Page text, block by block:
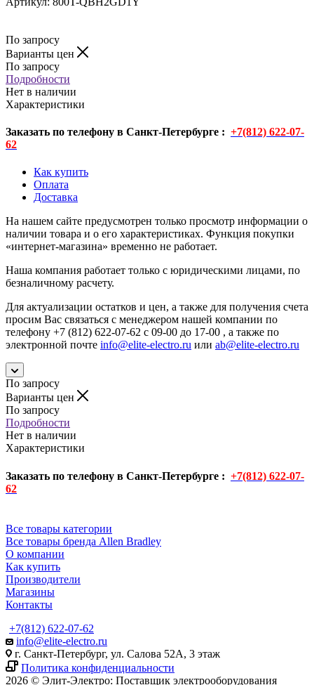
По запросу
Варианты цен
По запросу
Подробности
Нет в наличии
Характеристики
Заказать по телефону в Санкт-Петербурге : +7(812) 622-07-
62
Как купить
Оплата
Доставка
На нашем сайте предусмотрен только просмотр информации о
наличии товара и о его характеристиках. Функция покупки
«интернет-магазина» временно не работает.
Наша компания работает только с юридическими лицами, по
безналичному расчету.
Для актуализации остатков и цен, а также для получения счета
просим Вас связаться с менеджером нашей компании по
телефону +7 (812) 622-07-62 с 09-00 до 17-00 , а также по
электронной почте info@elite-electro.ru или ab@elite-electro.ru
По запросу
Варианты цен
По запросу
Подробности
Нет в наличии
Характеристики
Заказать по телефону в Санкт-Петербурге : +7(812) 622-07-
62
Все товары категории
Все товары бренда Allen Bradley
О компании
Как купить
Производители
Магазины
Контакты
+7(812) 622-07-62
info@elite-electro.ru
г. Санкт-Петербург, ул. Салова 52А, 3 этаж
Политика конфиденциальности
2026 © Элит-Электро: Поставщик электрооборудования